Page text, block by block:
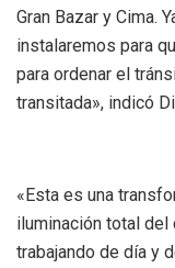
Gran Bazar y Cima.
instalaremos para
para ordenar el
transitada», indicó
«Esta es una
iluminación total del
trabajando de día y